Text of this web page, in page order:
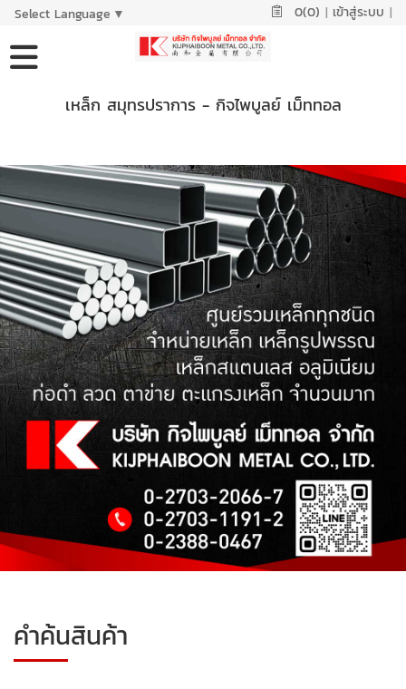
Select Language ▼ 0(0) | เข้าสู่ระบบ |
เหล็ก สมุทรปราการ - กิจไพบูลย์ เม็ททอล
คำค้นสินค้า